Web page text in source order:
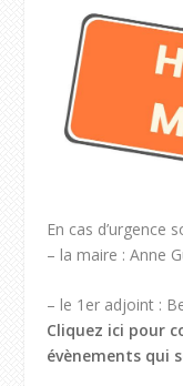
En cas d’urgence
– la maire : Anne
– le 1er adjoint :
Cliquez ici pour
évènements qui